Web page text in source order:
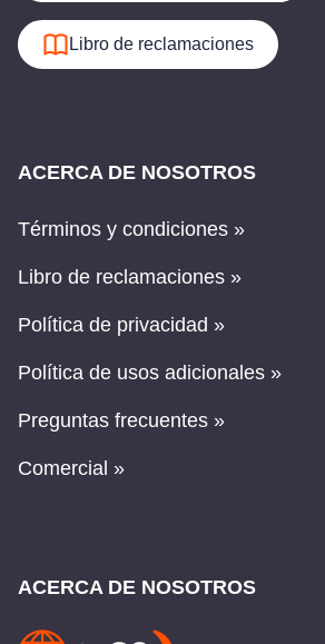
Libro de reclamaciones
ACERCA DE NOSOTROS
Términos y condiciones »
Libro de reclamaciones »
Política de privacidad »
Política de usos adicionales »
Preguntas frecuentes »
Comercial »
ACERCA DE NOSOTROS